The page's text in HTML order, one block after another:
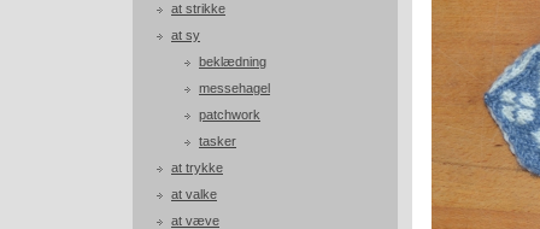
at strikke
at sy
beklædning
messehagel
patchwork
tasker
at trykke
at valke
at væve